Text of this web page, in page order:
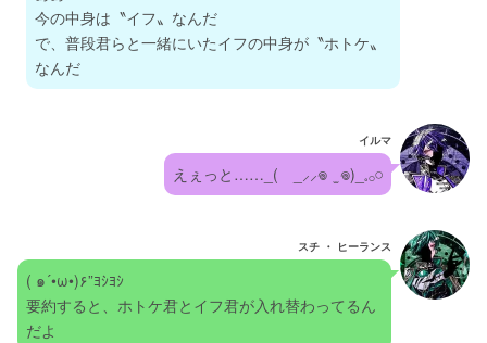
今の中身は〝イフ〟なんだ
で、普段君らと一緒にいたイフの中身が〝ホトケ〟
なんだ
イルマ
えぇっと……_(　_⸝⸝𖦹  ̫ 𖦹)_𓈒𓂂𓏸
スチ ・ ヒーランス
( ๑´•ω•)۶”ﾖｼﾖｼ
要約すると、ホトケ君とイフ君が入れ替わってるん
だよ